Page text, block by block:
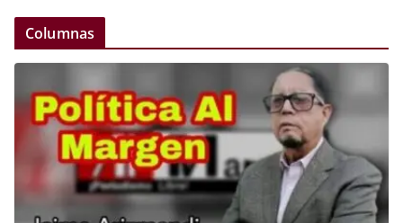
Columnas